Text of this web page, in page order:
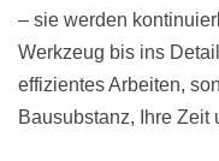
– sie werden
Werkzeug bis ins
effizientes Arbeiten,
Bausubstanz, Ihre Zeit